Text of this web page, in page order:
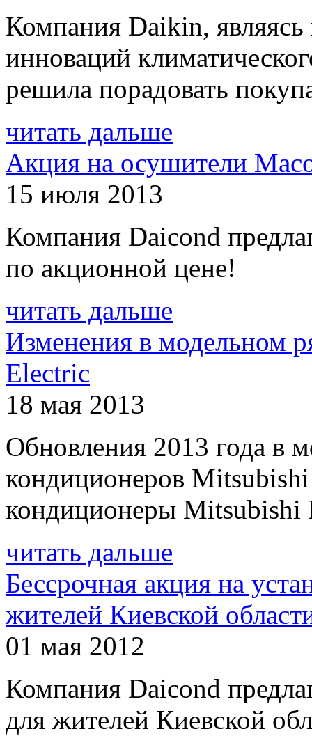
Компания Daikin,
инноваций
решила порадовать
читать дальше
Акция на осушители
15 июля 2013
Компания Daicond
по акционной цене!
читать дальше
Изменения в модельном
Electric
18 мая 2013
Обновления 2013 года в
кондиционеров
кондиционеры Mitsubishi
читать дальше
Бессрочная акция на
жителей Киевской
01 мая 2012
Компания Daicond
для жителей Киевской